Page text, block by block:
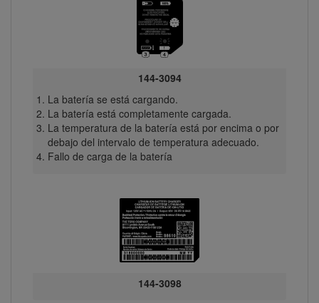
144-3094
La batería se está cargando.
La batería está completamente cargada.
La temperatura de la batería está por encima o por
debajo del intervalo de temperatura adecuado.
Fallo de carga de la batería
144-3098